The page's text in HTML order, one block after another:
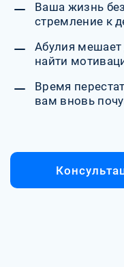
Ваша жизнь
стремление к
Абулия мешает
найти
Время
вам вновь